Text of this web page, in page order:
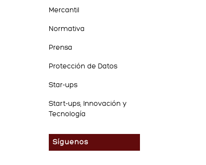
Mercantil
Normativa
Prensa
Protección de Datos
Star-ups
Start-ups, Innovación y
Tecnología
Síguenos